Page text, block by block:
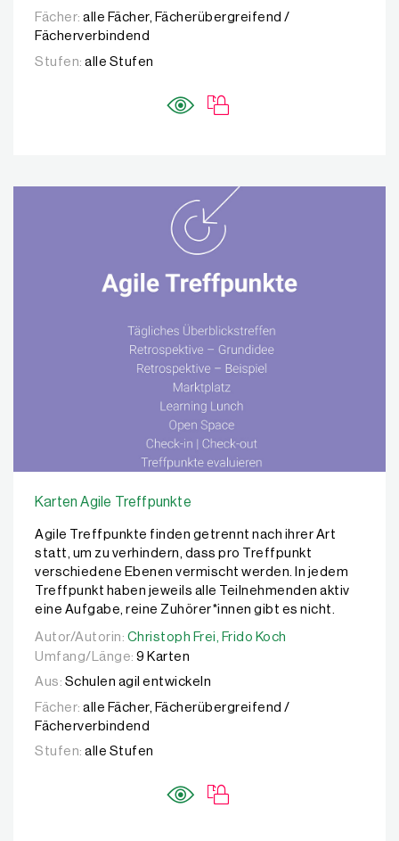
Fächer: alle Fächer, Fächerübergreifend /
Fächerverbindend
Stufen: alle Stufen
Karten Agile Treffpunkte
Agile Treffpunkte finden getrennt nach ihrer Art
statt, um zu verhindern, dass pro Treffpunkt
verschiedene Ebenen vermischt werden. In jedem
Treffpunkt haben jeweils alle Teilnehmenden aktiv
eine Aufgabe, reine Zuhörer*innen gibt es nicht.
Autor/Autorin: Christoph Frei, Frido Koch
Autor/Autorin: Christoph Frei,
Frido Koch
Umfang/Länge: 9 Karten
Aus: Schulen agil entwickeln
Fächer: alle Fächer, Fächerübergreifend /
Fächerverbindend
Stufen: alle Stufen